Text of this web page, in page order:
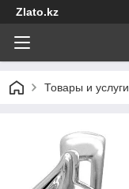
Zlato.kz
Товары и услуги